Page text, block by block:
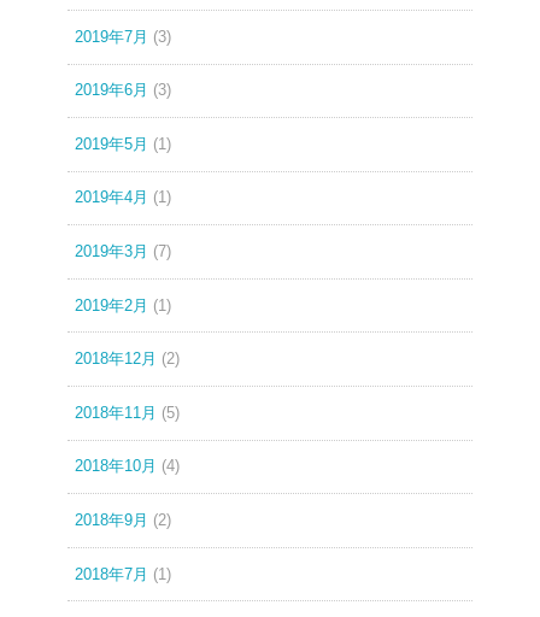
2019年7月 (3)
2019年6月 (3)
2019年5月 (1)
2019年4月 (1)
2019年3月 (7)
2019年2月 (1)
2018年12月 (2)
2018年11月 (5)
2018年10月 (4)
2018年9月 (2)
2018年7月 (1)